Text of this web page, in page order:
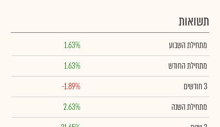
תשואות
מתחילת השבוע
1.63%
מתחילת החודש
1.63%
3 חודשים
-1.89%
מתחילת השנה
2.63%